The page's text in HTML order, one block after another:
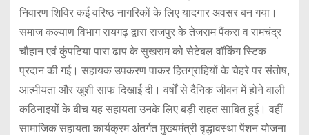
निवारण शिविर कई वरिष्ठ नागरिकों के लिए यादगार अवसर बन गया।
समाज कल्याण विभाग रायगढ़ द्वारा राजपुर के तेजराम पैंकरा व रामचंद्र
चौहान एवं कुंपटिया पारा ढाप के सुखराम को सेटेबल वॉकिंग स्टिक
प्रदान की गई। सहायक उपकरण पाकर हितग्राहियों के चेहरे पर संतोष,
आत्मीयता और खुशी साफ दिखाई दी। वर्षों से दैनिक जीवन में होने वाली
कठिनाइयों के बीच यह सहायता उनके लिए बड़ी राहत साबित हुई। वहीं
सामाजिक सहायता कार्यक्रम अंतर्गत मुख्यमंत्री वृद्धावस्था पेंशन योजना